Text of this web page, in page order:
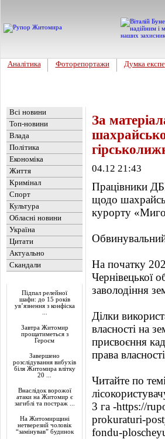
Аналітика Фоторепортажи Думка
Всі новини
Топ-новини
Влада
Політика
Економіка
Життя
Кримінал
Спорт
Культура
Обласні новини
Україна
Цитати
Актуально
Скандали
Підпал релейної
шафи: до 15 років
ув’язнення з конфіска
Завтра Житомир
прощатиметься з
Героєм
Завершено
розслідування вибухів
біля Житомира влітку
20 ...
Внаслідок ворожої
атаки на Житомир є
загиблі та постраж ...
На Житомирщині
нетверезий чоловік
“замінував” будинок
За
04.12 21:43
Працівники
щодо
курорту
На початку
Чернівецької
заволодіння
Ділки
власності на
присвоєння
права
Читайте по
3 га -https://
prokuraturi-
fondu-